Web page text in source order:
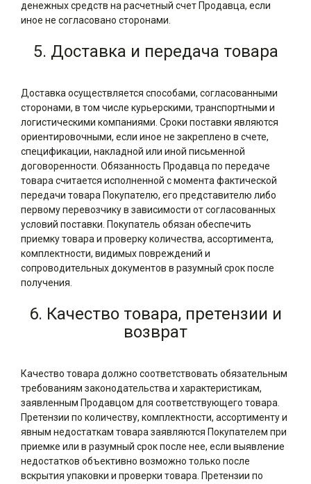
денежных средств на расчетный счет Продавца, если
иное не согласовано сторонами.
5. Доставка и передача товара
Доставка осуществляется способами, согласованными
сторонами, в том числе курьерскими, транспортными и
логистическими компаниями. Сроки поставки являются
ориентировочными, если иное не закреплено в счете,
спецификации, накладной или иной письменной
договоренности. Обязанность Продавца по передаче
товара считается исполненной с момента фактической
передачи товара Покупателю, его представителю либо
первому перевозчику в зависимости от согласованных
условий поставки. Покупатель обязан обеспечить
приемку товара и проверку количества, ассортимента,
комплектности, видимых повреждений и
сопроводительных документов в разумный срок после
получения.
6. Качество товара, претензии и
возврат
Качество товара должно соответствовать обязательным
требованиям законодательства и характеристикам,
заявленным Продавцом для соответствующего товара.
Претензии по количеству, комплектности, ассортименту и
явным недостаткам товара заявляются Покупателем при
приемке или в разумный срок после нее, если выявление
недостатков объективно возможно только после
вскрытия упаковки и проверки товара. Претензии по